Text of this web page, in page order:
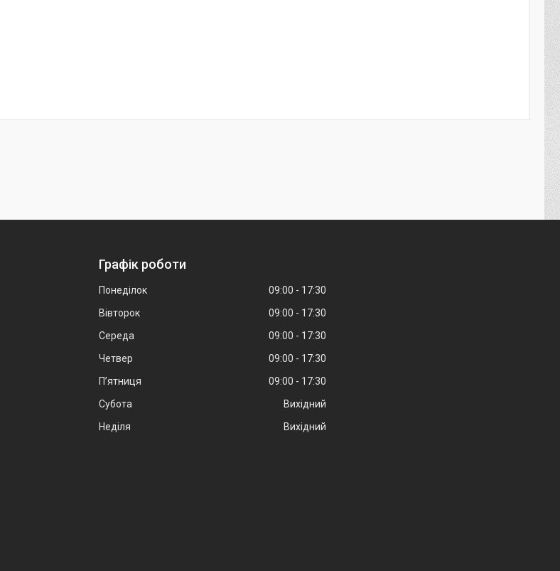
Графік роботи
Понеділок 09:00
17:30
Вівторок
09:00
17:30
Середа
09:00
17:30
Четвер
09:00
17:30
Пʼятниця
09:00
17:30
Субота
Вихідний
Неділя
Вихідний